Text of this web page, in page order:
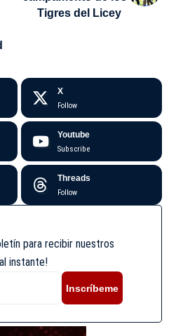
Tigres del Licey
X
Follow
Youtube
Subscribe
Threads
Follow
para recibir nuestros
instante!
Inscríbeme